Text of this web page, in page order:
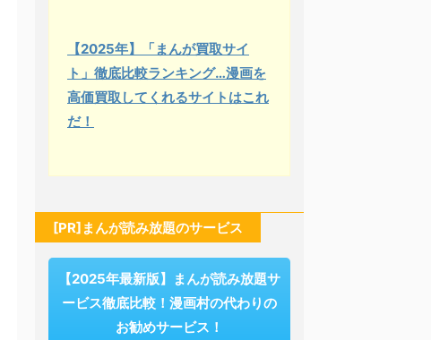
【2025年】「まんが買取サイ
ト」徹底比較ランキング…漫画を
高価買取してくれるサイトはこれ
だ！
[PR]まんが読み放題のサービス
【2025年最新版】まんが読み放題サ
ービス徹底比較！漫画村の代わりの
お勧めサービス！